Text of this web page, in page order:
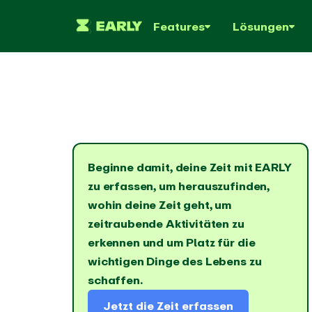
Features
Physischer Zeiterfasser
Erfasse die Zeit mit dem
Tracker
Lösungen
an deine individuellen
Geschäftsanforderungen
dem
APPS HERUNTERLADEN
Windows Zeiterfassung
Überstunden-Rechner
Pomodoro-Timer
Beginne damit, deine Zeit mit EARLY
zu erfassen, um herauszufinden,
wohin deine Zeit geht, um
zeitraubende Aktivitäten zu
erkennen und um Platz für die
wichtigen Dinge des Lebens zu
schaffen.
Jetzt die Zeit erfassen